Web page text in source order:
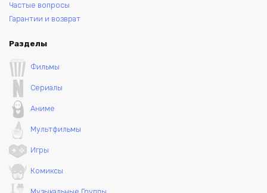
Частые вопросы
Гарантии и возврат
Разделы
Фильмы
Сериалы
Аниме
Мультфильмы
Игры
Комиксы